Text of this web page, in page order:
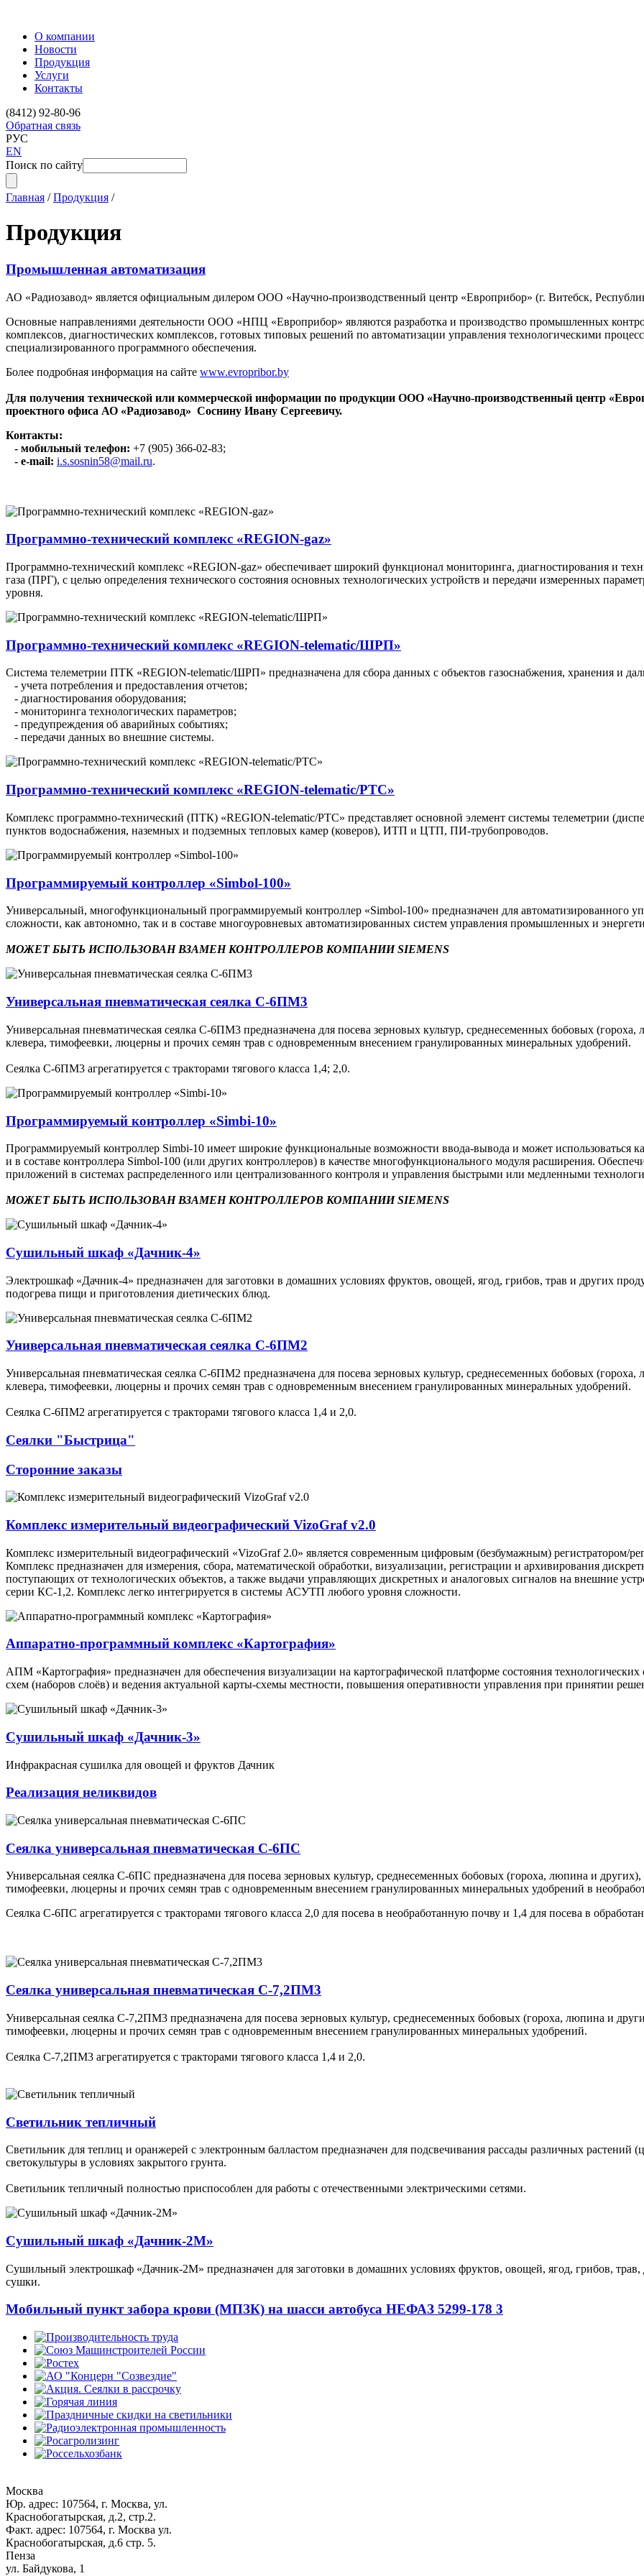
О компании
Новости
Продукция
Услуги
Контакты
(8412) 92-80-96
Обратная связь
РУС
EN
Поиск по сайту
Главная /Продукция /
Продукция
Промышленная автоматизация
АО «Радиозавод» является официальным дилером ООО «Научно-производственный центр «Европрибор» (г. Витебск,
Основные направлениями деятельности ООО «НПЦ «Европрибор» являются разработка и производство промышленных
комплексов, диагностических комплексов, готовых типовых решений по автоматизации управления технологическими
специализированного программного обеспечения.
Более подробная информация на сайте www.evropribor.by
Для получения технической или коммерческой информации по продукции ООО «Научно-производственный центр
проектного офиса АО «Радиозавод» Соснину Ивану Сергеевичу.
Контакты:
- мобильный телефон: +7 (905) 366-02-83;
- e-mail: i.s.sosnin58@mail.ru.
Программно-технический комплекс «REGION-gaz»
Программно-технический комплекс «REGION-gaz» обеспечивает широкий функционал мониторинга, диагностирования и
газа (ПРГ), с целью определения технического состояния основных технологических устройств и передачи измеренных
уровня.
Программно-технический комплекс «REGION-telematic/ШРП»
Система телеметрии ПТК «REGION-telematic/ШРП» предназначена для сбора данных с объектов газоснабжения, хранения и
- учета потребления и предоставления отчетов;
- диагностирования оборудования;
- мониторинга технологических параметров;
- предупреждения об аварийных событиях;
- передачи данных во внешние системы.
Программно-технический комплекс «REGION-telematic/РТС»
Комплекс программно-технический (ПТК) «REGION-telematic/РТС» представляет основной элемент системы телеметрии
пунктов водоснабжения, наземных и подземных тепловых камер (коверов), ИТП и ЦТП, ПИ-трубопроводов.
Программируемый контроллер «Simbol-100»
Универсальный, многофункциональный программируемый контроллер «Simbol-100» предназначен для автоматизированного
сложности, как автономно, так и в составе многоуровневых автоматизированных систем управления промышленных и
МОЖЕТ БЫТЬ ИСПОЛЬЗОВАН ВЗАМЕН КОНТРОЛЛЕРОВ КОМПАНИИ SIEMENS
Универсальная пневматическая сеялка С-6ПМ3
Универсальная пневматическая сеялка С-6ПМ3 предназначена для посева зерновых культур, среднесеменных бобовых
клевера, тимофеевки, люцерны и прочих семян трав с одновременным внесением гранулированных минеральных удобрений.
Сеялка С-6ПМ3 агрегатируется с тракторами тягового класса 1,4; 2,0.
Программируемый контроллер «Simbi-10»
Программируемый контроллер Simbi-10 имеет широкие функциональные возможности ввода-вывода и может использоваться
и в составе контроллера Simbol-100 (или других контроллеров) в качестве многофункционального модуля расширения.
приложений в системах распределенного или централизованного контроля и управления быстрыми или медленными
МОЖЕТ БЫТЬ ИСПОЛЬЗОВАН ВЗАМЕН КОНТРОЛЛЕРОВ КОМПАНИИ SIEMENS
Сушильный шкаф «Дачник-4»
Электрошкаф «Дачник-4» предназначен для заготовки в домашних условиях фруктов, овощей, ягод, грибов, трав и других
подогрева пищи и приготовления диетических блюд.
Универсальная пневматическая сеялка С-6ПМ2
Универсальная пневматическая сеялка С-6ПМ2 предназначена для посева зерновых культур, среднесеменных бобовых
клевера, тимофеевки, люцерны и прочих семян трав с одновременным внесением гранулированных минеральных удобрений.
Сеялка С-6ПМ2 агрегатируется с тракторами тягового класса 1,4 и 2,0.
Сеялки "Быстрица"
Сторонние заказы
Комплекс измерительный видеографический VizoGraf v2.0
Комплекс измерительный видеографический «VizoGraf 2.0» является современным цифровым (безбумажным) регистратором/
Комплекс предназначен для измерения, сбора, математической обработки, визуализации, регистрации и архивирования
поступающих от технологических объектов, а также выдачи управляющих дискретных и аналоговых сигналов на внешние
серии КС-1,2. Комплекс легко интегрируется в системы АСУТП любого уровня сложности.
Аппаратно-программный комплекс «Картография»
АПМ «Картография» предназначен для обеспечения визуализации на картографической платформе состояния
схем (наборов слоёв) и ведения актуальной карты-схемы местности, повышения оперативности управления при принятии
Сушильный шкаф «Дачник-3»
Инфракрасная сушилка для овощей и фруктов Дачник
Реализация неликвидов
Сеялка универсальная пневматическая С-6ПС
Универсальная сеялка С-6ПС предназначена для посева зерновых культур, среднесеменных бобовых (гороха, люпина и
тимофеевки, люцерны и прочих семян трав с одновременным внесением гранулированных минеральных удобрений в
Сеялка С-6ПС агрегатируется с тракторами тягового класса 2,0 для посева в необработанную почву и 1,4 для посева в
Сеялка универсальная пневматическая С-7,2ПМ3
Универсальная сеялка С-7,2ПМ3 предназначена для посева зерновых культур, среднесеменных бобовых (гороха, люпина и
тимофеевки, люцерны и прочих семян трав с одновременным внесением гранулированных минеральных удобрений.
Сеялка С-7,2ПМ3 агрегатируется с тракторами тягового класса 1,4 и 2,0.
Светильник тепличный
Светильник для теплиц и оранжерей с электронным балластом предназначен для подсвечивания рассады различных растений
светокультуры в условиях закрытого грунта.
Светильник тепличный полностью приспособлен для работы с отечественными электрическими сетями.
Сушильный шкаф «Дачник-2М»
Сушильный электрошкаф «Дачник-2М» предназначен для заготовки в домашних условиях фруктов, овощей, ягод, грибов,
сушки.
Мобильный пункт забора крови (МПЗК) на шасси автобуса НЕФАЗ 5299-178 3
Москва
Юр. адрес: 107564, г. Москва, ул.
Краснобогатырская, д.2, стр.2.
Факт. адрес: 107564, г. Москва ул.
Краснобогатырская, д.6 стр. 5.
Пенза
ул. Байдукова, 1